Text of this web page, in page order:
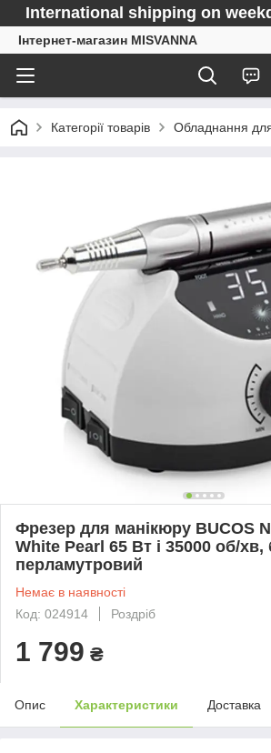
International shipping on
Інтернет-магазин MISVANNA
Категорії товарів Обладнання
Фрезер для манікюру BUCOS
White Pearl 65 Вт і 35000 об/хв,
перламутровий
Немає в наявності
Код: 024914
Роздріб
1 799 ₴
Опис Характеристики Доставка